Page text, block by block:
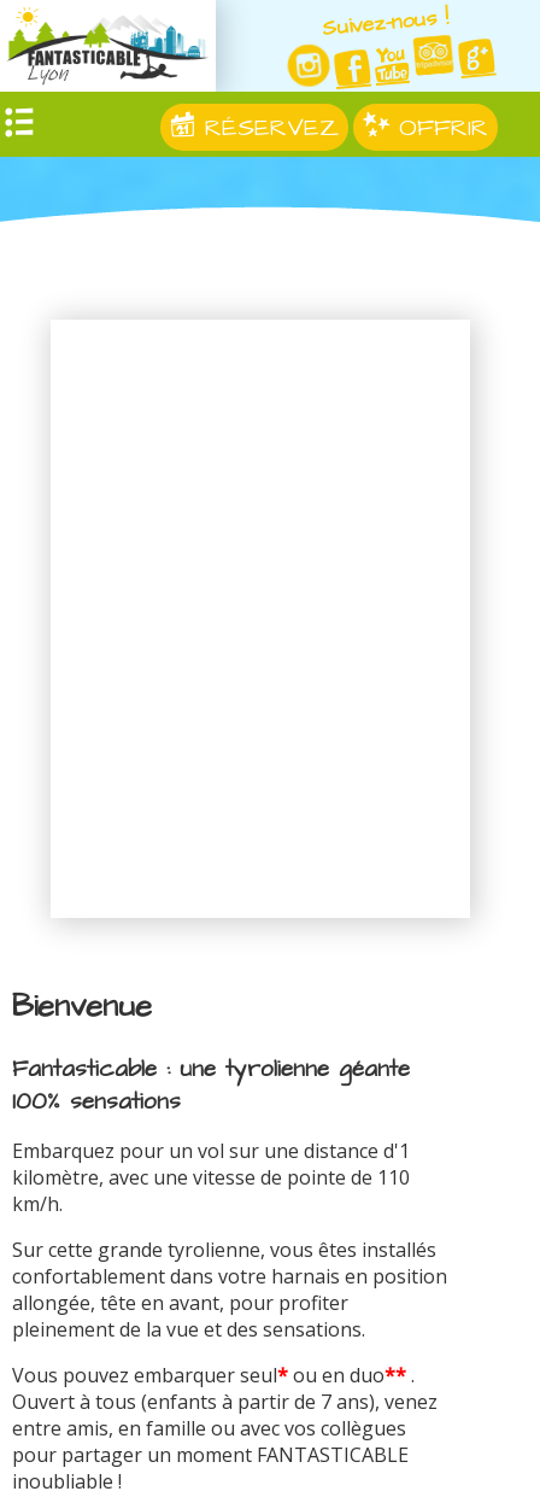
Suivez-nous !
RÉSERVEZ OFFRIR
Bienvenue
Fantasticable : une tyrolienne géante
100% sensations
Embarquez pour un vol sur une distance d'1
kilomètre, avec une vitesse de pointe de 110
km/h.
Sur cette grande tyrolienne, vous êtes installés
confortablement dans votre harnais en position
allongée, tête en avant, pour profiter
pleinement de la vue et des sensations.
Vous pouvez embarquer seul*ou en duo**.
Ouvert à tous (enfants à partir de 7 ans), venez
entre amis, en famille ou avec vos collègues
pour partager un moment FANTASTICABLE
inoubliable !